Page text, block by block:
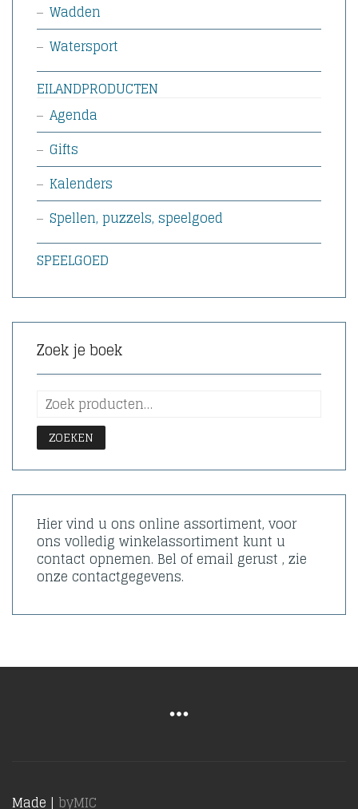
Wadden
Watersport
EILANDPRODUCTEN
Agenda
Gifts
Kalenders
Spellen, puzzels, speelgoed
SPEELGOED
Zoek je boek
ZOEKEN
Hier vind u ons online assortiment, voor
ons volledig winkelassortiment kunt u
contact opnemen. Bel of email gerust , zie
onze contactgegevens.
Made | byMIC